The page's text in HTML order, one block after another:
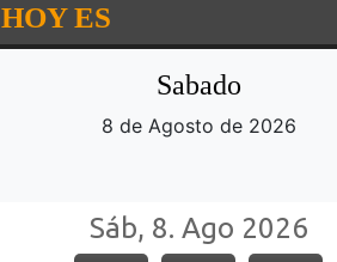
HOY ES
Sabado
8 de Agosto de 2026